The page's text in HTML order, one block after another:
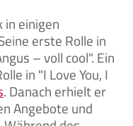
einigen
erste Rolle in
– voll cool". Ein
in "I Love You, I
. Danach erhielt er
Angebote und